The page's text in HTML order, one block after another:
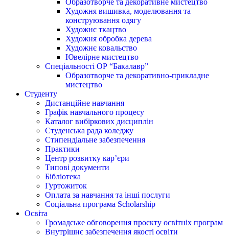
Образотворче та декоративне мистецтво
Художня вишивка, моделювання та
конструювання одягу
Художнє ткацтво
Художня обробка дерева
Художнє ковальство
Ювелірне мистецтво
Спеціальності ОР “Бакалавр”
Образотворче та декоративно-прикладне
мистецтво
Студенту
Дистанційне навчання
Графік навчального процесу
Каталог вибіркових дисциплін
Студенська рада коледжу
Стипендіальне забезпечення
Практики
Центр розвитку кар’єри
Типові документи
Бібліотека
Гуртожиток
Оплата за навчання та інші послуги
Соціальна програма Scholarship
Освіта
Громадське обговорення проєкту освітніх програм
Внутрішнє забезпечення якості освіти